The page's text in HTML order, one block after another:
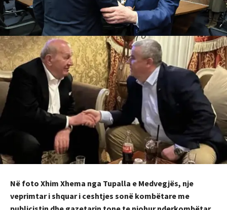
Në foto Xhim Xhema nga Tupalla e Medvegjës, nje
veprimtar i shquar i ceshtjes sonë kombëtare me